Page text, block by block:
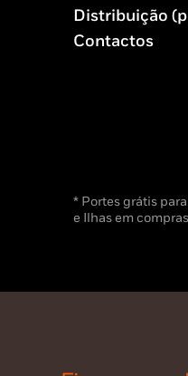
Distribuição
Contactos
* Portes grátis
e Ilhas em